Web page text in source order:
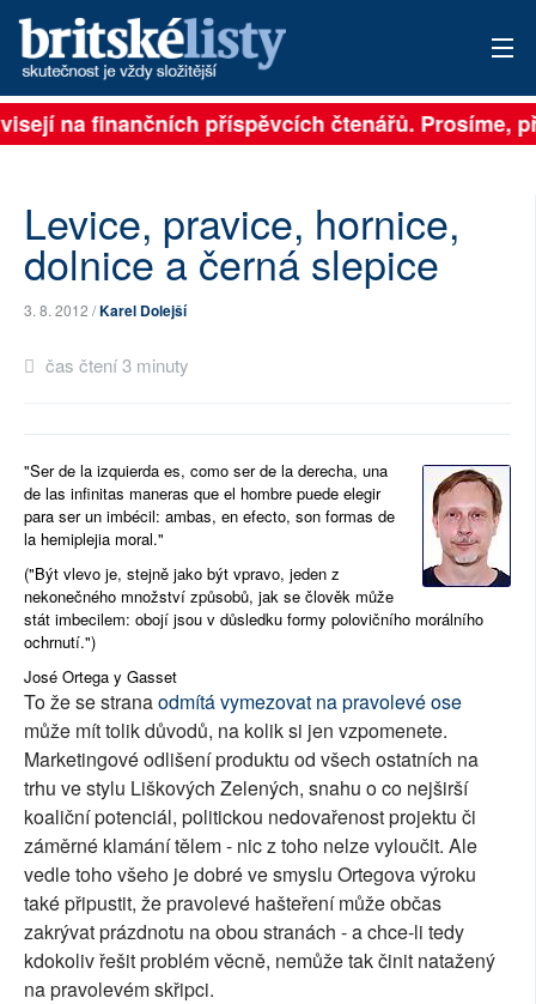
PŘIHLÁSIT
ARCHIV
PŘÍSPĚVKY NA PROVOZ
SOCIÁLNÍ SÍTĚ
RUBRIKY
PLNÁ VERZE STRÁNEK
na finančních příspěvcích čtenářů. Prosíme,
Levice, pravice, hornice,
dolnice a černá slepice
3. 8. 2012 /Karel Dolejší
čas čtení 3 minuty
"Ser de la izquierda es, como ser de la derecha, una
de las infinitas maneras que el hombre puede elegir
para ser un imbécil: ambas, en efecto, son formas de
la hemiplejia moral."
("Být vlevo je, stejně jako být vpravo, jeden z
nekonečného množství způsobů, jak se člověk může
stát imbecilem: obojí jsou v důsledku formy polovičního morálního
ochrnutí.")
José Ortega y Gasset
To že se stranaodmítá vymezovat na pravolevé ose
může mít tolik důvodů, na kolik si jen vzpomenete.
Marketingové odlišení produktu od všech ostatních na
trhu ve stylu Liškových Zelených, snahu o co nejširší
koaliční potenciál, politickou nedovařenost projektu či
záměrné klamání tělem - nic z toho nelze vyloučit. Ale
vedle toho všeho je dobré ve smyslu Ortegova výroku
také připustit, že pravolevé hašteření může občas
zakrývat prázdnotu na obou stranách - a chce-li tedy
kdokoliv řešit problém věcně, nemůže tak činit natažený
na pravolevém skřipci.